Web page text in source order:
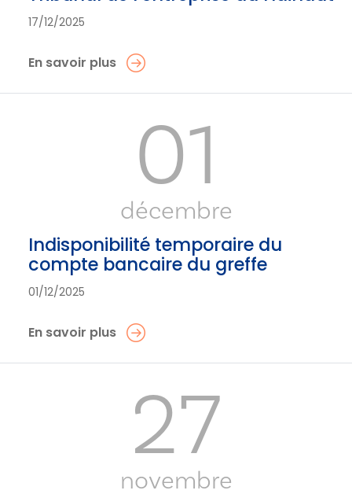
17/12/2025
En savoir plus
01
décembre
Indisponibilité temporaire du
compte bancaire du greffe
01/12/2025
En savoir plus
27
novembre